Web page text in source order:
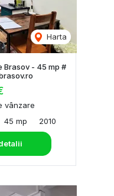
Harta
Brasov - 45 mp #
vânzare
45 mp 2010